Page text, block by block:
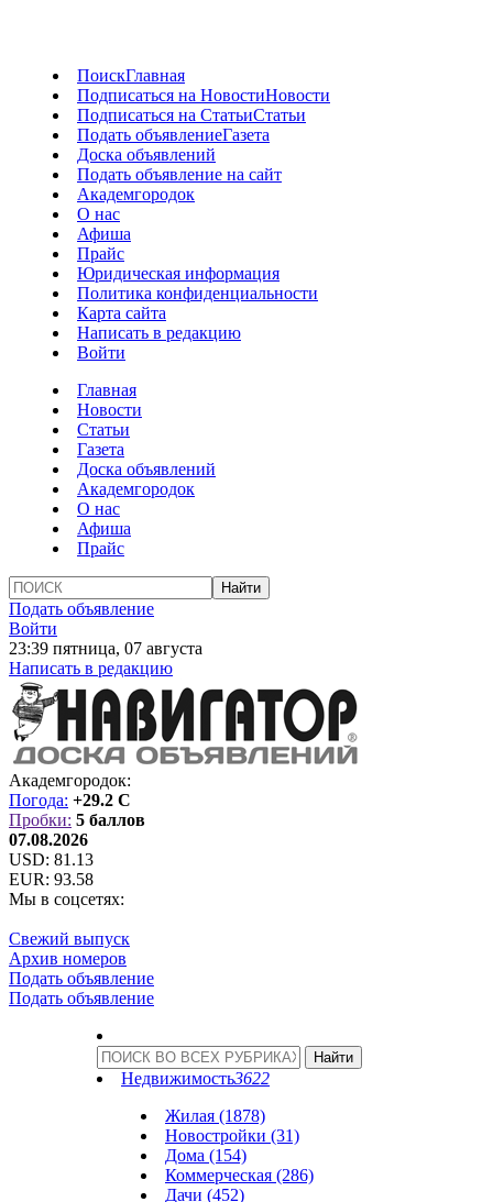
ПоискГлавная
Подписаться на НовостиНовости
Подписаться на СтатьиСтатьи
Подать объявлениеГазета
Доска объявлений
Подать объявление на сайт
Академгородок
О нас
Афиша
Прайс
Юридическая информация
Политика конфиденциальности
Карта сайта
Написать в редакцию
Войти
Главная
Новости
Статьи
Газета
Доска объявлений
Академгородок
О нас
Афиша
Прайс
Подать объявление
Войти
23:39 пятница, 07 августа
Написать в редакцию
Академгородок:
Погода: +29.2 C
Пробки: 5 баллов
07.08.2026
USD: 81.13
EUR: 93.58
Мы в соцсетях:
Свежий выпуск
Архив номеров
Подать объявление
Подать объявление
Недвижимость3622
Жилая (1878)
Новостройки (31)
Дома (154)
Коммерческая (286)
Дачи (452)